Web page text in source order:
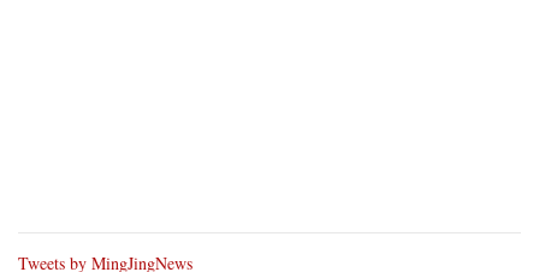
Tweets by MingJingNews